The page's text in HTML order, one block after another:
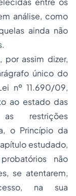
análise, como
ainda não
por assim dizer,
único do
nº 11.690/09,
ao estado das
restrições
o Princípio da
estudado,
não
se atentarem,
na sua